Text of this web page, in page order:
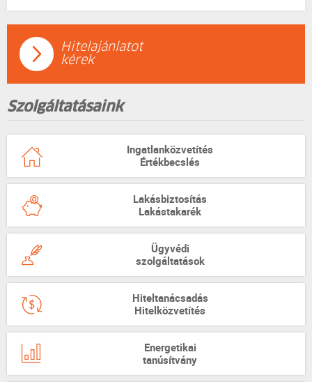
Hitelajánlatot
kérek
Szolgáltatásaink
Ingatlanközvetítés
Értékbecslés
Lakásbiztosítás
Lakástakarék
Ügyvédi
szolgáltatások
Hiteltanácsadás
Hitelközvetítés
Energetikai
tanúsítvány